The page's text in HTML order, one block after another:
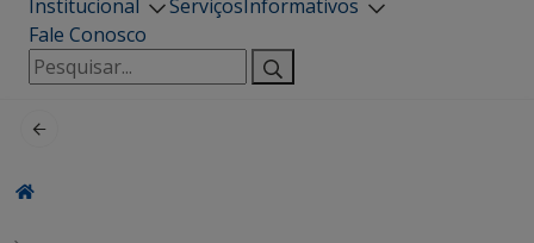
Institucional ServiçosInformativos
Fale Conosco
Pesquisar
por: